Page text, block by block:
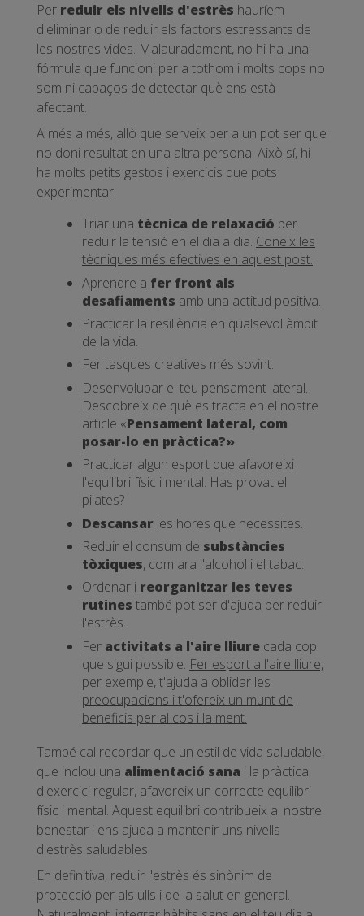
Per reduir els nivells d'estrès hauríem
d'eliminar o de reduir els factors estressants de
les nostres vides. Malauradament, no hi ha una
fórmula que funcioni per a tothom i molts cops no
som ni capaços de detectar què ens està
afectant.
A més a més, allò que serveix per a un pot ser que
no doni resultat en una altra persona. Això sí, hi
ha molts petits gestos i exercicis que pots
experimentar:
Triar una tècnica de relaxació per
reduir la tensió en el dia a dia. Coneix les
tècniques més efectives en aquest post.
Aprendre a fer front als
desafiaments amb una actitud positiva.
Practicar la resiliència en qualsevol àmbit
de la vida.
Fer tasques creatives més sovint.
Desenvolupar el teu pensament lateral.
Descobreix de què es tracta en el nostre
article «Pensament lateral, com
posar-lo en pràctica?»
Practicar algun esport que afavoreixi
l'equilibri físic i mental. Has provat el
pilates?
Descansar les hores que necessites.
Reduir el consum de substàncies
tòxiques, com ara l'alcohol i el tabac.
Ordenar i reorganitzar les teves
rutines també pot ser d'ajuda per reduir
l'estrès.
Fer activitats a l'aire lliure cada cop
que sigui possible. Fer esport a l'aire lliure,
per exemple, t'ajuda a oblidar les
preocupacions i t'ofereix un munt de
beneficis per al cos i la ment.
També cal recordar que un estil de vida saludable,
que inclou una alimentació sana i la pràctica
d'exercici regular, afavoreix un correcte equilibri
físic i mental. Aquest equilibri contribueix al nostre
benestar i ens ajuda a mantenir uns nivells
d'estrès saludables.
En definitiva, reduir l'estrès és sinònim de
protecció per als ulls i de la salut en general.